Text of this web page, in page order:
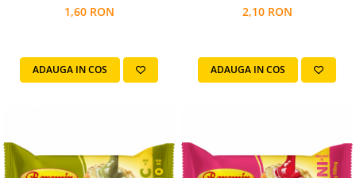
1,60 RON
ADAUGA IN COS
2,10 RON
ADAUGA IN COS